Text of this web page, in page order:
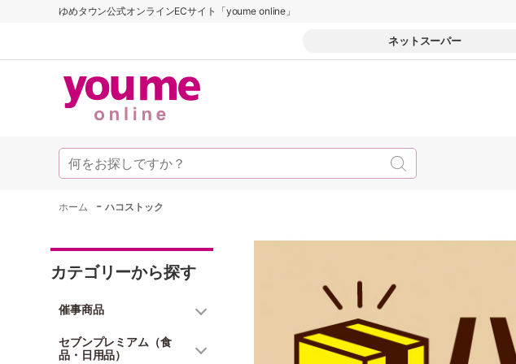
ゆめタウン公式オンラインECサイト「youme online」
ネットスーパー
ホーム -ハコストック
カテゴリーから探す
催事商品
セブンプレミアム（食
品・日用品）